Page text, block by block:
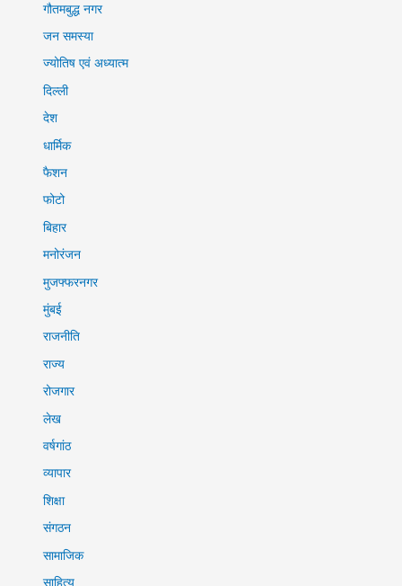
गौतमबुद्ध नगर
जन समस्या
ज्योतिष एवं अध्यात्म
दिल्ली
देश
धार्मिक
फैशन
फोटो
बिहार
मनोरंजन
मुजफ्फरनगर
मुंबई
राजनीति
राज्य
रोजगार
लेख
वर्षगांठ
व्यापार
शिक्षा
संगठन
सामाजिक
साहित्य